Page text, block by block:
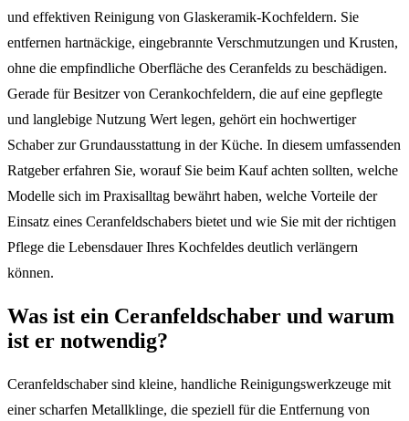
und effektiven Reinigung von Glaskeramik-Kochfeldern. Sie
entfernen hartnäckige, eingebrannte Verschmutzungen und Krusten,
ohne die empfindliche Oberfläche des Ceranfelds zu beschädigen.
Gerade für Besitzer von Cerankochfeldern, die auf eine gepflegte
und langlebige Nutzung Wert legen, gehört ein hochwertiger
Schaber zur Grundausstattung in der Küche. In diesem umfassenden
Ratgeber erfahren Sie, worauf Sie beim Kauf achten sollten, welche
Modelle sich im Praxisalltag bewährt haben, welche Vorteile der
Einsatz eines Ceranfeldschabers bietet und wie Sie mit der richtigen
Pflege die Lebensdauer Ihres Kochfeldes deutlich verlängern
können.
Was ist ein Ceranfeldschaber und warum
ist er notwendig?
Ceranfeldschaber sind kleine, handliche Reinigungswerkzeuge mit
einer scharfen Metallklinge, die speziell für die Entfernung von